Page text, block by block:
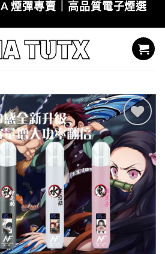
煙彈專賣｜高品質電子煙選
Add to
wishlist